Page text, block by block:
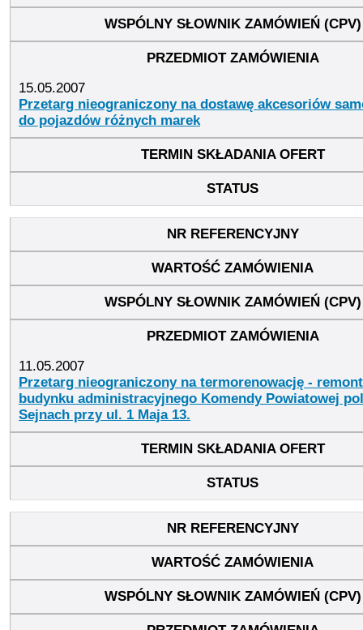
15.05.2007
Przetarg nieograniczony na dostawę akcesoriów
do pojazdów różnych marek
11.05.2007
Przetarg nieograniczony na termorenowację -
budynku administracyjnego Komendy Powiatowej
Sejnach przy ul. 1 Maja 13.